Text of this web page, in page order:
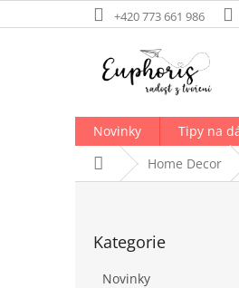
na
+420 773 661 986
Novinky Tipy na
Domů Home Decor
kategorie
Kategorie
Novinky